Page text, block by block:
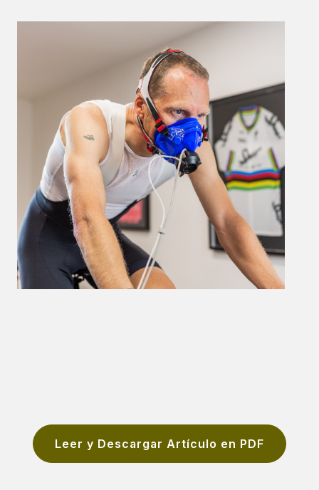
Leer y Descargar Artículo en PDF